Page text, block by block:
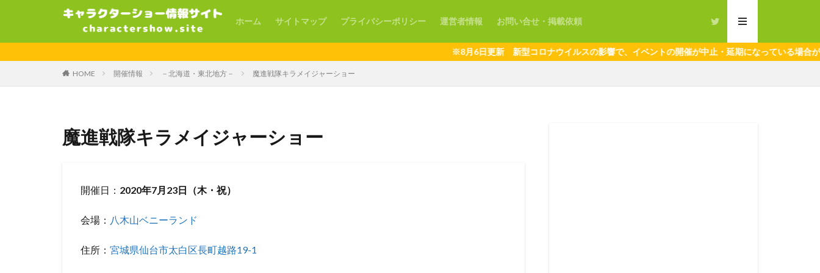
ホーム サイトマップ プライバシーポリシー 運営者情報 お問い合せ・掲載依頼
※8月6日更新 新型コロナウイルスの影響で、イベントの開催が中止・延期になっている場合がござ
HOME 開催情報 －北海道・東北地方－ 魔進戦隊キラメイジャーショー
魔進戦隊キラメイジャーショー
開催日： 2020年7月23日（木・祝）
会場： 八木山ベニーランド
住所： 宮城県仙台市太白区長町越路19-1